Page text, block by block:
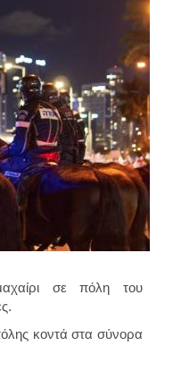
σε πόλη του
κοντά στα σύνορα